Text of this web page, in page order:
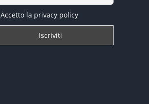
Accetto la privacy policy